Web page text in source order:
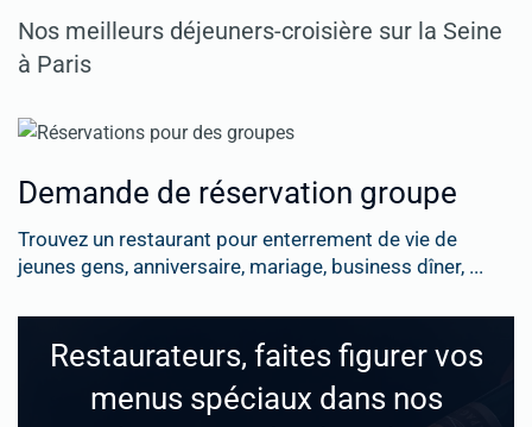
Nos meilleurs déjeuners-croisière sur la Seine
à Paris
Demande de réservation groupe
Trouvez un restaurant pour enterrement de vie de
jeunes gens, anniversaire, mariage, business dîner, ...
Restaurateurs, faites figurer vos
menus spéciaux dans nos